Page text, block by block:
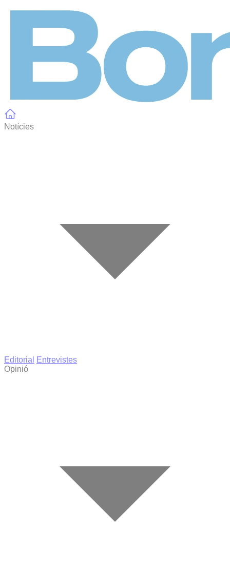
Notícies
Editorial
Entrevistes
Opinió